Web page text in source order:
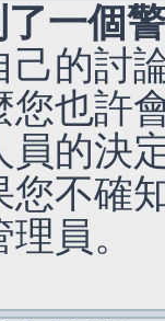
一個
己的討
您也許
員的決
您不確
員。